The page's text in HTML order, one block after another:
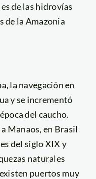
de las hidrovías
de la Amazonia
la navegación en
y se incrementó
del caucho.
Manaos, en Brasil
del siglo XIX y
naturales
puertos muy